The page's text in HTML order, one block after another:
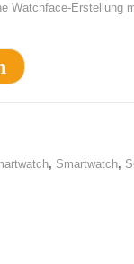
Watchface-Erstellung
, Smartwatch,